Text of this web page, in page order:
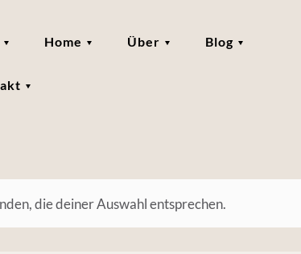
Home Über Blog
die deiner Auswahl entsprechen.